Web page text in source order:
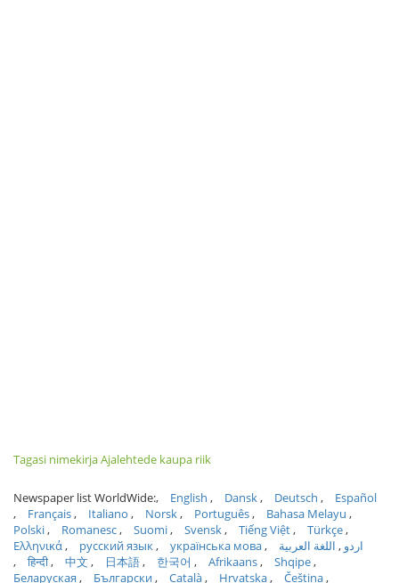
Tagasi nimekirja Ajalehtede kaupa riik
Newspaper list WorldWide: English Dansk Deutsch
Español
Français
Italiano Norsk Português
Bahasa Melayu
Polski
Romanesc Suomi Svensk Tiếng Việt
Türkçe
Ελληνικά
русский язык українська мова اردو
اللغة العربية
हिन्दी
中文 日本語 한국어 Afrikaans
Shqipe
Беларуская
Български Català Hrvatska Čeština